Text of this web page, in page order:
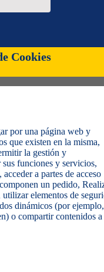
S.A.,
Cookies
por una página web y
que existen en la misma,
la gestión y
funciones y servicios,
a partes de acceso
un pedido,
elementos de
dinámicos (por ejemplo,
o compartir contenidos a